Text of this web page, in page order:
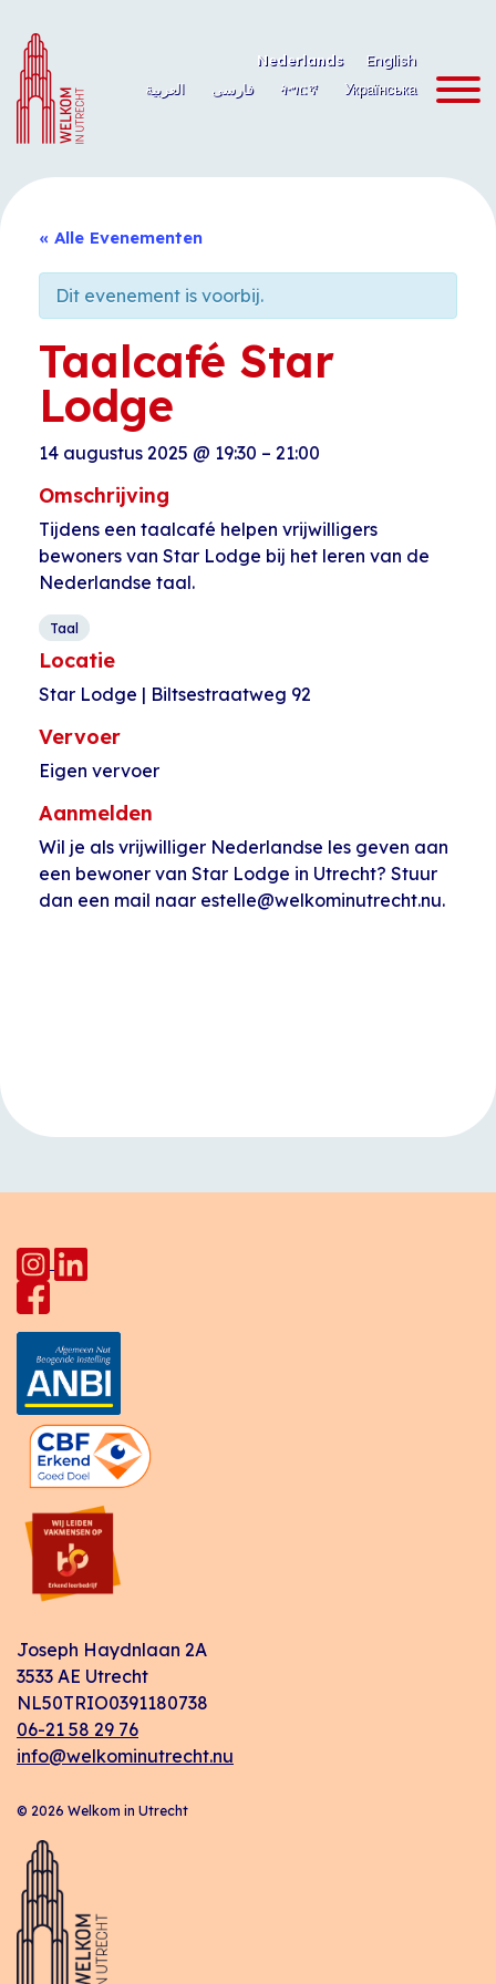
naar
de
inhoud
Nederlands
English
العربية
فارسی ትግርኛ Українська
« Alle Evenementen
Dit evenement is voorbij.
Taalcafé Star
Lodge
14 augustus 2025 @ 19:30 – 21:00
Omschrijving
Tijdens een taalcafé helpen vrijwilligers
bewoners van Star Lodge bij het leren van de
Nederlandse taal.
Taal
Locatie
Star Lodge | Biltsestraatweg 92
Vervoer
Eigen vervoer
Aanmelden
Wil je als vrijwilliger Nederlandse les geven aan
een bewoner van Star Lodge in Utrecht? Stuur
dan een mail naar estelle@welkominutrecht.nu.
Joseph Haydnlaan 2A
3533 AE Utrecht
NL50TRIO0391180738
06-21 58 29 76
info@welkominutrecht.nu
© 2026 Welkom in Utrecht